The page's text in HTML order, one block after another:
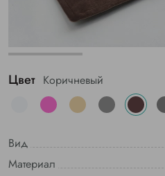
Цвет Коричневый
Вид
Материал